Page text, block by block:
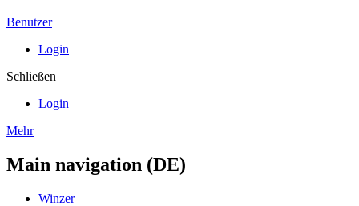
Benutzer
Login
Schließen
Login
Mehr
Main navigation (DE)
Winzer